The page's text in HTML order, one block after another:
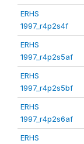
ERHS
1997_r4p2s4f
ERHS
1997_r4p2s5af
ERHS
1997_r4p2s5bf
ERHS
1997_r4p2s6af
ERHS